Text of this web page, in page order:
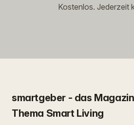
Kostenlos. Jederzeit
smartgeber - das
Thema Smart Living